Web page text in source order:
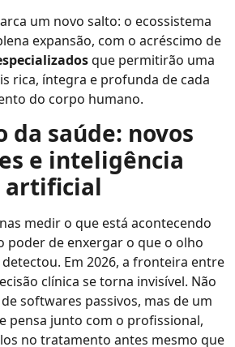
um novo salto: o ecossistema
expansão, com o acréscimo de
que permitirão uma
rica, íntegra e profunda de cada
do corpo humano.
da saúde: novos
e inteligência
artificial
medir o que está acontecendo
poder de enxergar o que o olho
Em 2026, a fronteira entre
clínica se torna invisível. Não
softwares passivos, mas de um
pensa junto com o profissional,
no tratamento antes mesmo que